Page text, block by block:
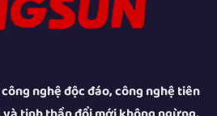
nghệ độc đáo, công nghệ tiên